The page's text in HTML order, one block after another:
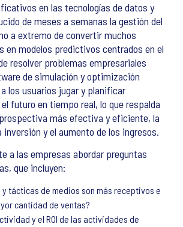
en las tecnologías de datos y
de meses a semanas la gestión del
a extremo de convertir muchos
en modelos predictivos centrados en el
resolver problemas empresariales
de simulación y optimización
los usuarios jugar y planificar
futuro en tiempo real, lo que respalda
más efectiva y eficiente, la
y el aumento de los ingresos.
a las empresas abordar preguntas
que incluyen:
y tácticas de medios son más receptivos e
cantidad de ventas?
y el ROI de las actividades de